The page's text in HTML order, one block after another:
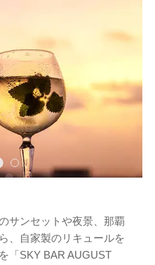
サンセットや夜景、那覇
、自家製のリキュールを
「SKY BAR AUGUST